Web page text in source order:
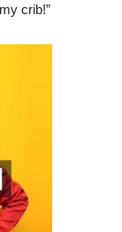
crib!”